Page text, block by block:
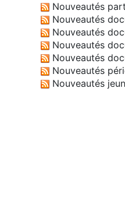
Nouveautés
Nouveautés
Nouveautés
Nouveautés
Nouveautés
Nouveautés
Nouveautés